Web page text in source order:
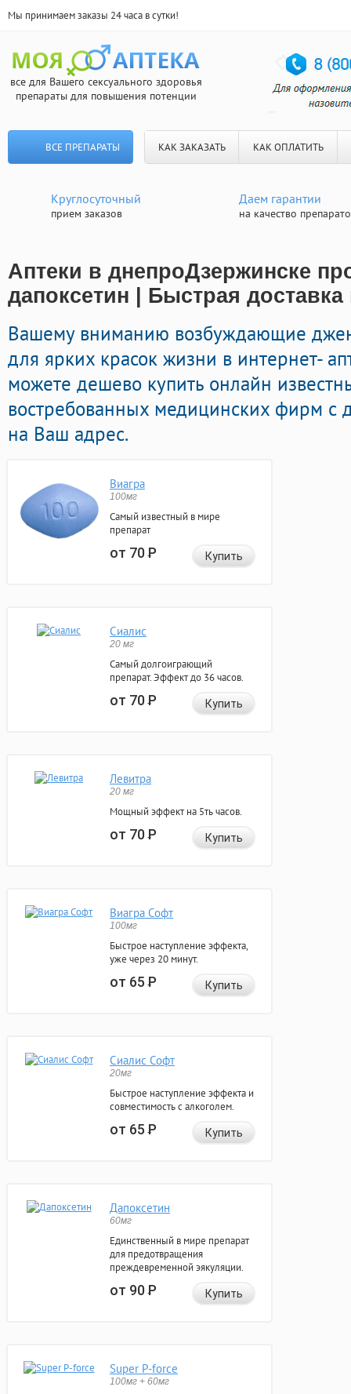
Мы принимаем заказы 24 часа в сутки!
все для Вашего сексуального здоровья
препараты для повышения потенции
ВСЕ ПРЕПАРАТЫ КАК ЗАКАЗАТЬ КАК ОПЛАТИТЬ
Круглосуточный
прием заказов
Даем гарантии
на качество
Аптеки в днепроДзержинске
дапоксетин | Быстрая
Вашему вниманию возбуждающие
для ярких красок жизни в интернет-
можете дешево купить онлайн
востребованных медицинских фирм с
на Ваш адрес.
Виагра
100мг
Самый известный в мире
препарат
от 70Р Купить
Сиалис
20 мг
Самый долгоиграющий
препарат. Эффект до 36 часов.
от 70Р Купить
Левитра
20 мг
Мощный эффект на 5ть часов.
от 70Р Купить
Виагра Софт
100мг
Быстрое наступление эффекта,
уже через 20 минут.
от 65Р Купить
Сиалис Софт
20мг
Быстрое наступление эффекта и
совместимость с алкоголем.
от 65Р Купить
Дапоксетин
60мг
Единственный в мире препарат
для предотвращения
преждевременной эякуляции.
от 90Р Купить
Super P-force
100мг + 60мг